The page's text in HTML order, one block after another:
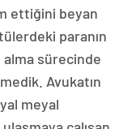
ettiğini beyan
paranın
alma sürecinde
Avukatın
meyal